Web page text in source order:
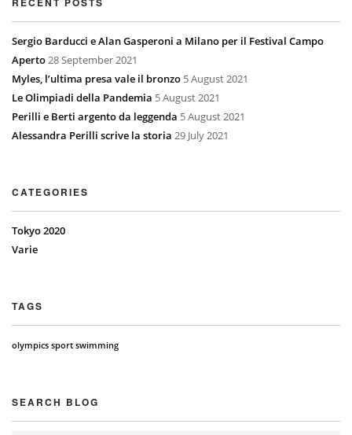
Sergio Barducci e Alan Gasperoni a Milano per il Festival Campo
Aperto28 September 2021
Myles, l’ultima presa vale il bronzo 5 August 2021
Le Olimpiadi della Pandemia 5 August 2021
Perilli e Berti argento da leggenda 5 August 2021
Alessandra Perilli scrive la storia 29 July 2021
CATEGORIES
Tokyo 2020
Varie
TAGS
olympics sport swimming
SEARCH BLOG